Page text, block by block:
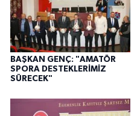
BAŞKAN GENÇ: "AMATÖR
SPORA DESTEKLERİMİZ
SÜRECEK"